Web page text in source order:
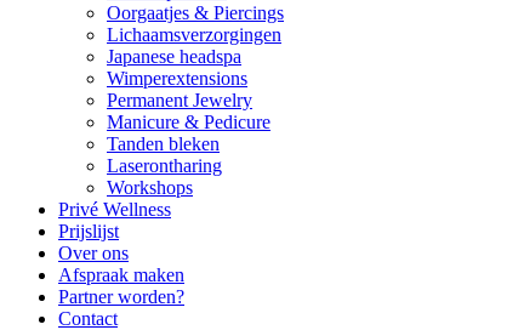
Oorgaatjes & Piercings
Lichaamsverzorgingen
Japanese headspa
Wimperextensions
Permanent Jewelry
Manicure & Pedicure
Tanden bleken
Laserontharing
Workshops
Privé Wellness
Prijslijst
Over ons
Afspraak maken
Partner worden?
Contact